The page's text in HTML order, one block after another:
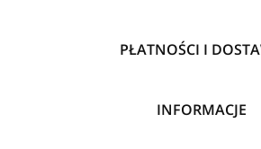
PŁATNOŚCI I
INFORMACJE